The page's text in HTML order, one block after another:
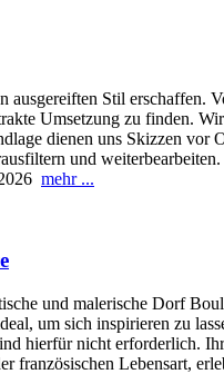
Stil erschaffen.
Umsetzung zu finden.
dienen uns Skizzen
und
mehr ...
und malerische Dorf
um sich inspirieren zu
hierfür nicht erforderlich.
Lebensart,